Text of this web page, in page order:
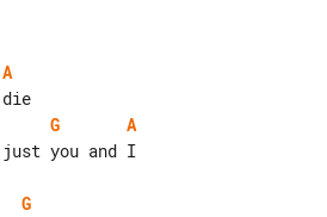
A
G
A
you and I
G